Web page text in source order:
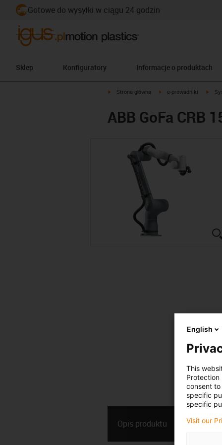
Gotowe do wysyłki w ciągu 24 godzin
Sklep Konfiguratory Informacje o produktach
igus-icon-arrow-right
Strona główna igus-icon-arrow-right
e-prowadniki
ABB GoFa CRB
Opis ­produktu
Dane
English
This
Protection
consent
specific
specific
Visit our